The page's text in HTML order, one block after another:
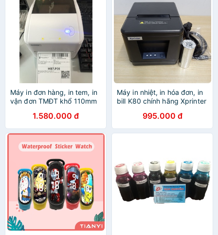
Máy in đơn hàng, in tem, in
vận đơn TMĐT khổ 110mm
1.580.000 đ
Máy in nhiệt, in hóa đơn, in
bill K80 chính hãng Xprinter
995.000 đ